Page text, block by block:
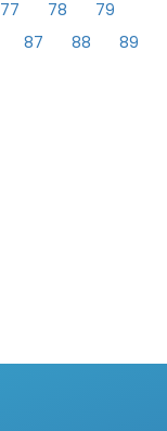
77 78
79
87 88
89